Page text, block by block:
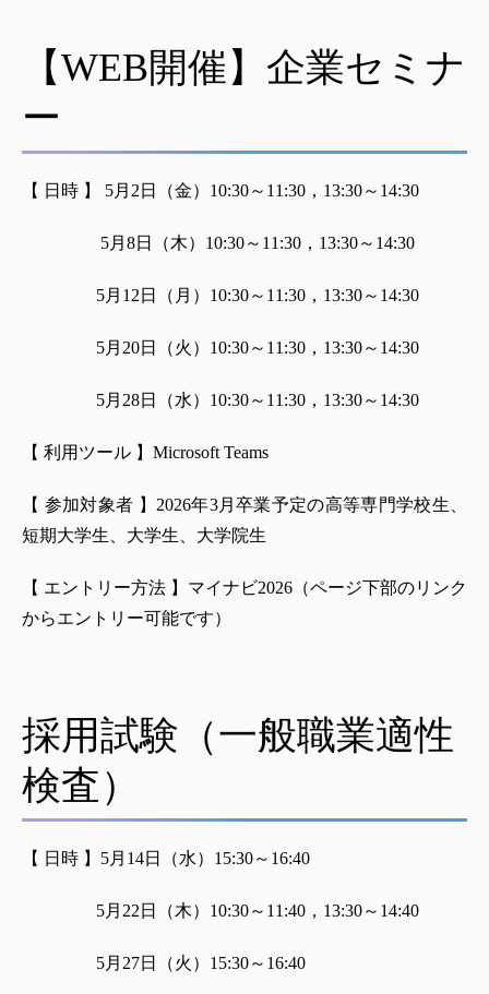
【WEB開催】企業セミナ
ー
【 日時 】 5月2日（金）10:30～11:30，13:30～14:30
5月8日（木）10:30～11:30，13:30～14:30
5月12日（月）10:30～11:30，13:30～14:30
5月20日（火）10:30～11:30，13:30～14:30
5月28日（水）10:30～11:30，13:30～14:30
【 利用ツール 】Microsoft Teams
【 参加対象者 】2026年3月卒業予定の高等専門学校生、
短期大学生、大学生、大学院生
【 エントリー方法 】マイナビ2026（ページ下部のリンク
からエントリー可能です）
採用試験（一般職業適性
検査）
【 日時 】5月14日（水）15:30～16:40
5月22日（木）10:30～11:40，13:30～14:40
5月27日（火）15:30～16:40